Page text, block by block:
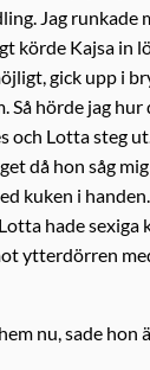
Jag runkade
körde Kajsa in
gick upp i
Så hörde jag
och Lotta steg
då hon såg
kuken i
hade sexiga
ytterdörren
nu, sade hon